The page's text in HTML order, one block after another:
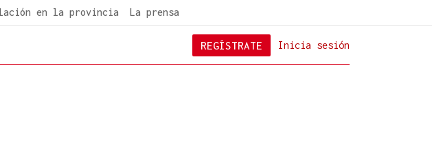
en la provincia La prensa
Inicia sesión
REGÍSTRATE